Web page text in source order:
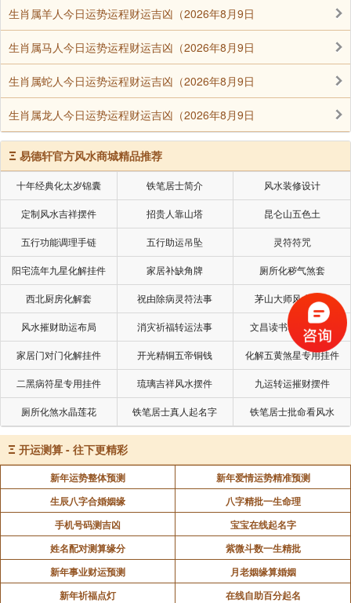
生肖属羊人今日运势运程财运吉凶（2026年8月9日
生肖属马人今日运势运程财运吉凶（2026年8月9日
生肖属蛇人今日运势运程财运吉凶（2026年8月9日
生肖属龙人今日运势运程财运吉凶（2026年8月9日
Ξ 易德轩官方风水商城精品推荐
十年经典化太岁锦囊 铁笔居士简介 风水装修设计
定制风水吉祥摆件 招贵人靠山塔 昆仑山五色土
五行功能调理手链 五行助运吊坠 灵符符咒
阳宅流年九星化解挂件 家居补缺角牌 厕所化秽气煞套
西北厨房化解套 祝由除病灵符法事 茅山大师风水挂画
风水摧财助运布局 消灾祈福转运法事 文昌读书考试风水局
家居门对门化解挂件 开光精铜五帝铜钱 化解五黄煞星专用挂件
二黑病符星专用挂件 琉璃吉祥风水摆件 九运转运摧财摆件
厕所化煞水晶莲花 铁笔居士真人起名字 铁笔居士批命看风水
Ξ 开运测算 - 往下更精彩
新年运势整体预测
新年爱情运势精准预测
生辰八字合婚姻缘
八字精批一生命理
手机号码测吉凶
宝宝在线起名字
姓名配对测算缘分
紫微斗数一生精批
新年事业财运预测
月老姻缘算婚姻
新年祈福点灯
在线自助百分起名